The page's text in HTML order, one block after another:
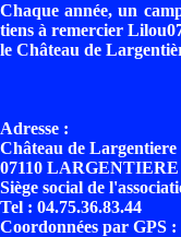
Chaque année, un
tiens à remercier
le Château de
Adresse :
Château de Largentiere
07110 LARGENTIERE
Siège social de
Tel : 04.75.36.83.44
Coordonnées par GPS :